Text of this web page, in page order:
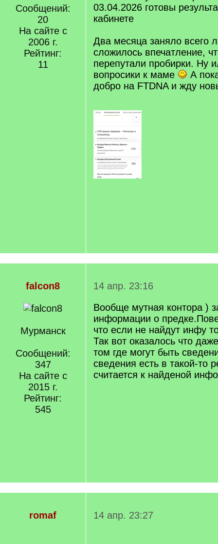
Сообщений:
20
На сайте с
2006 г.
Рейтинг:
11
03.04.2026 готовы
кабинете
Два месяца заняло всего
сложилось впечатление,
перепутали пробирки. Ну
вопросики к маме
А
добро на FTDNA и жду
falcon8
Мурманск
Сообщений:
347
На сайте с
2015 г.
Рейтинг:
545
14 апр. 23:16
Вообще мутная контора )
информации о
что если не найдут инфу
Так вот оказалось что
том где могут быть
сведения есть в такой-то
считается к найденой
romaf 14 апр. 23:27